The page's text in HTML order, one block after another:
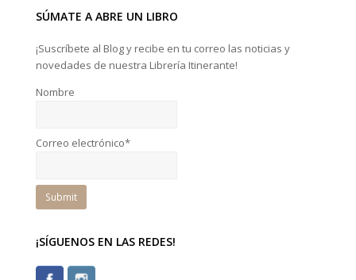
SÚMATE A ABRE UN LIBRO
¡Suscríbete al Blog y recibe en tu correo las noticias y
novedades de nuestra Librería Itinerante!
Nombre
Correo electrónico*
¡SÍGUENOS EN LAS REDES!